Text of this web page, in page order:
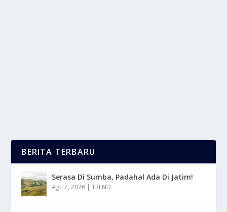
BERITA TERBARU
Serasa Di Sumba, Padahal Ada Di Jatim!
Agu 7, 2026 |TREND